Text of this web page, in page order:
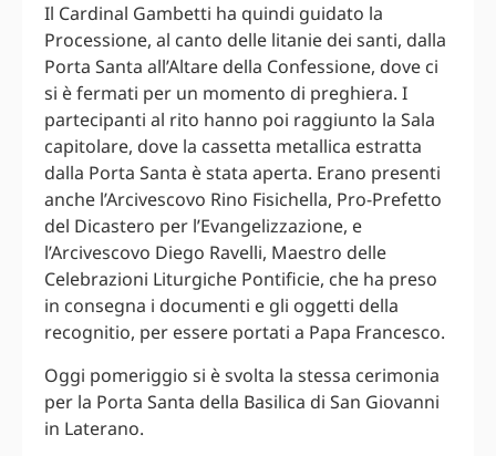
Il Cardinal Gambetti ha quindi guidato la
Processione, al canto delle litanie dei santi, dalla
Porta Santa all’Altare della Confessione, dove ci
si è fermati per un momento di preghiera. I
partecipanti al rito hanno poi raggiunto la Sala
capitolare, dove la cassetta metallica estratta
dalla Porta Santa è stata aperta. Erano presenti
anche l’Arcivescovo Rino Fisichella, Pro-Prefetto
del Dicastero per l’Evangelizzazione, e
l’Arcivescovo Diego Ravelli, Maestro delle
Celebrazioni Liturgiche Pontificie, che ha preso
in consegna i documenti e gli oggetti della
recognitio, per essere portati a Papa Francesco.
Oggi pomeriggio si è svolta la stessa cerimonia
per la Porta Santa della Basilica di San Giovanni
in Laterano.